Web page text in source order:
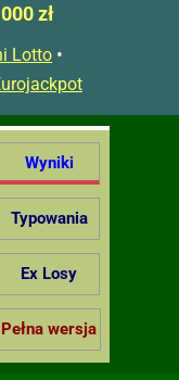
zł
Lotto •
Wyniki
Typowania
Ex Losy
Pełna wersja